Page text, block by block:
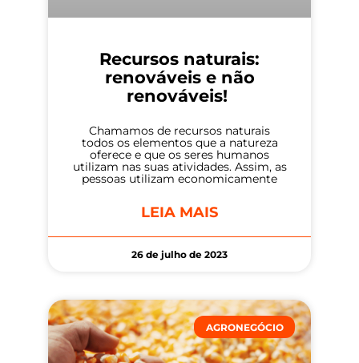
Recursos naturais:
renováveis e não
renováveis!
Chamamos de recursos naturais
todos os elementos que a natureza
oferece e que os seres humanos
utilizam nas suas atividades. Assim, as
pessoas utilizam economicamente
LEIA MAIS
26 de julho de 2023
AGRONEGÓCIO